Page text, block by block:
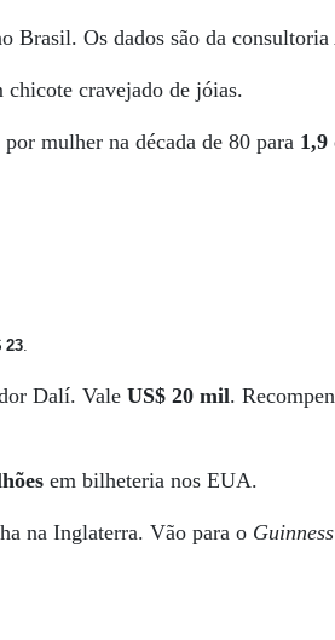
Brasil. Os dados são da
chicote cravejado de jóias.
mulher na década de 80 para 1,9
23.
Dalí. ValeUS$ 20 mil.
em bilheteria nos EUA.
na Inglaterra. Vão para o Guinness